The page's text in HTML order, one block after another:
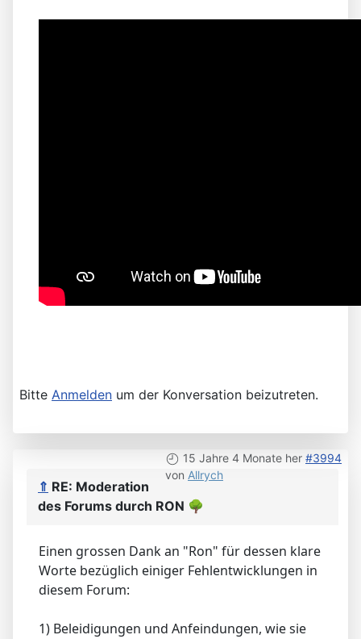
Bitte Anmelden um der Konversation beizutreten.
15 Jahre 4 Monate her #3994
von Allrych
⇑ RE: Moderation
des Forums durch RON 🌳
Einen grossen Dank an "Ron" für dessen klare
Worte bezüglich einiger Fehlentwicklungen in
diesem Forum:
1) Beleidigungen und Anfeindungen, wie sie